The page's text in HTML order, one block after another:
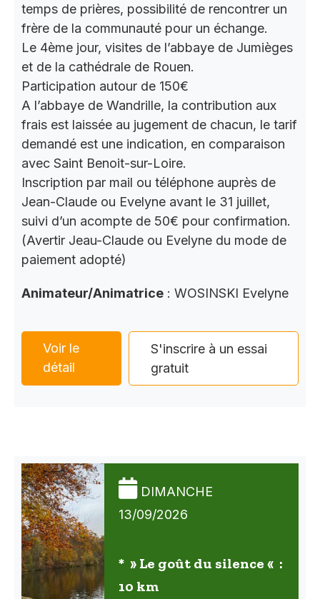
temps de prières, possibilité de rencontrer un
frère de la communauté pour un échange.
Le 4ème jour, visites de l’abbaye de Jumièges
et de la cathédrale de Rouen.
Participation autour de 150€
A l’abbaye de Wandrille, la contribution aux
frais est laissée au jugement de chacun, le tarif
demandé est une indication, en comparaison
avec Saint Benoit-sur-Loire.
Inscription par mail ou téléphone auprès de
Jean-Claude ou Evelyne avant le 31 juillet,
suivi d’un acompte de 50€ pour confirmation.
(Avertir Jeau-Claude ou Evelyne du mode de
paiement adopté)
Animateur/Animatrice : WOSINSKI Evelyne
Voir le
détail
S'inscrire à un essai
gratuit
DIMANCHE
13/09/2026
* » Le goût du silence « :
10 km